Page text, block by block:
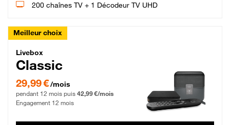
200 chaînes TV + 1 Décodeur TV UHD
Meilleur choix
Livebox Classic Fibre
Livebox
Classic
29,99 € par mois pendant 12 mois puis 42,99 € par mois, Engagement 12 mois
29,99 €/mois
pendant 12 mois puis 42,99 €/mois
Engagement 12 mois